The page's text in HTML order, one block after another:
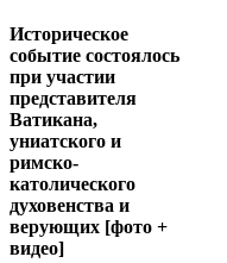
Историческое
событие состоялось
при участии
представителя
Ватикана,
униатского и
римско-
католического
духовенства и
верующих [фото +
видео]